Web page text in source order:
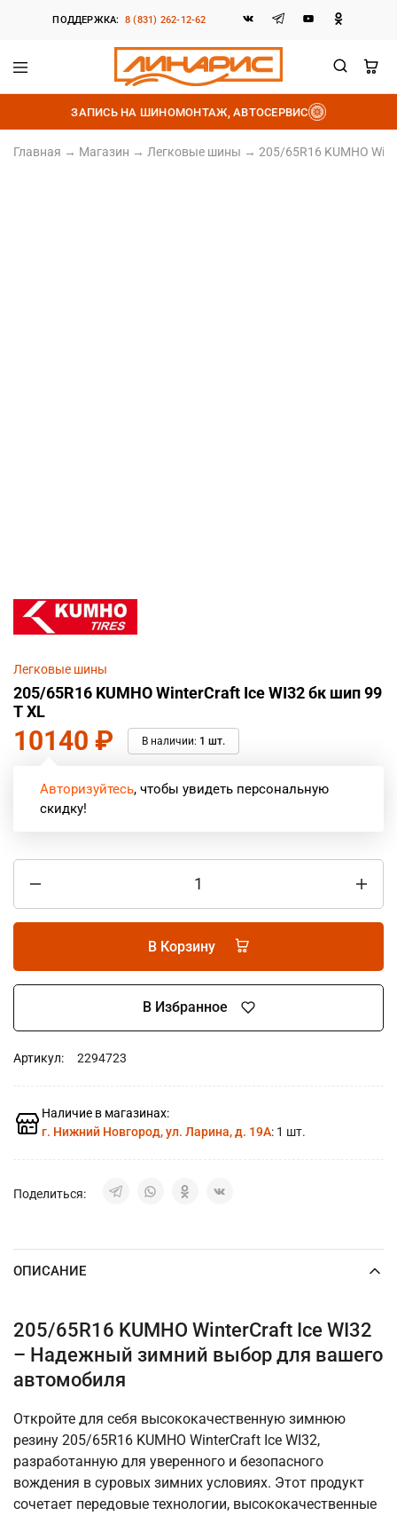
ПОДДЕРЖКА: 8 (831) 262-12-62
Линарис
Продажа
шин,
дисков
и
аккумуляторов
ЗАПИСЬ НА ШИНОМОНТАЖ, АВТОСЕРВИС
Главная → Магазин → Легковые шины → 205/65R16 KUMHO
Легковые шины
205/65R16 KUMHO WinterCraft Ice WI32 бк шип 99
T XL
10140 ₽ В наличии: 1 шт.
Авторизуйтесь, чтобы увидеть персональную
скидку!
В Корзину
В Избранное
Артикул: 2294723
Наличие в магазинах:
г. Нижний Новгород, ул. Ларина, д. 19А: 1 шт.
Поделиться:
ОПИСАНИЕ
205/65R16 KUMHO WinterCraft Ice WI32
– Надежный зимний выбор для вашего
автомобиля
Откройте для себя высококачественную зимнюю
резину 205/65R16 KUMHO WinterCraft Ice WI32,
разработанную для уверенного и безопасного
вождения в суровых зимних условиях. Этот продукт
сочетает передовые технологии, высококачественные